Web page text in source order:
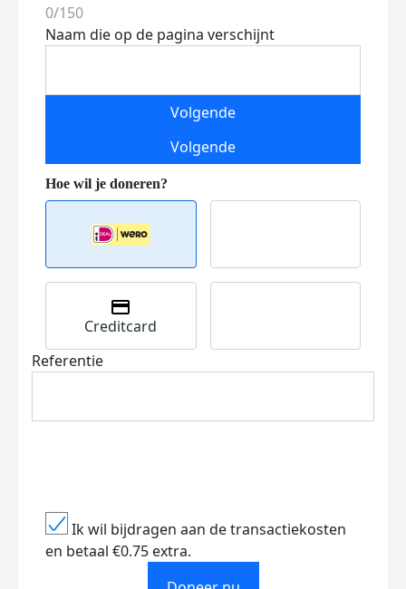
0/150
Naam die op de pagina verschijnt
Volgende
Volgende
Creditcard
Referentie
Ik wil bijdragen aan de transactiekosten
en betaal €0.75 extra.